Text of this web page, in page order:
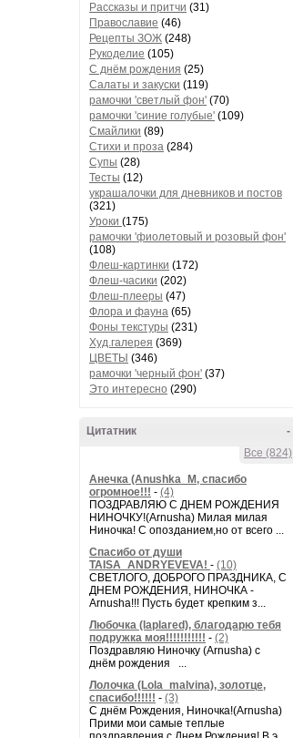
Рассказы и притчи (31)
Православие (46)
Рецепты ЗОЖ (248)
Рукоделие (105)
С днём рождения (25)
Салаты и закуски (119)
рамочки 'светлый фон' (70)
рамочки 'синие голубые' (109)
Смайлики (89)
Стихи и проза (284)
Супы (28)
Тесты (12)
украшалочки для дневников и постов
(321)
Уроки (175)
рамочки 'фиолетовый и розовый фон'
(108)
Флеш-картинки (172)
Флеш-часики (202)
Флеш-плееры (47)
Флора и фауна (65)
Фоны текстуры (231)
Худ.галерея (369)
ЦВЕТЫ (346)
рамочки 'черный фон' (37)
Это интересно (290)
-
Цитатник
Все (824)
Анечка (Anushka_M, спасибо
огромное!!! - (4)
ПОЗДРАВЛЯЮ С ДНЕМ РОЖДЕНИЯ
НИНОЧКУ!(Arnusha) Милая милая
Ниночка! С опозданием,но от всего ...
Спасибо от души
TAISA_ANDRYEVEVA! - (10)
СВЕТЛОГО, ДОБРОГО ПРАЗДНИКА, С
ДНЕМ РОЖДЕНИЯ, НИНОЧКА -
Arnusha!!! Пусть будет крепким з...
Любочка (laplared), благодарю тебя
подружка моя!!!!!!!!!!! - (2)
Поздравляю Ниночку (Arnusha) с
днём рождения ...
Лолочка (Lola_malvina), золотце,
спасибо!!!!!! - (3)
С днём Рождения, Ниночка!(Аrnusha)
Прими мои самые теплые